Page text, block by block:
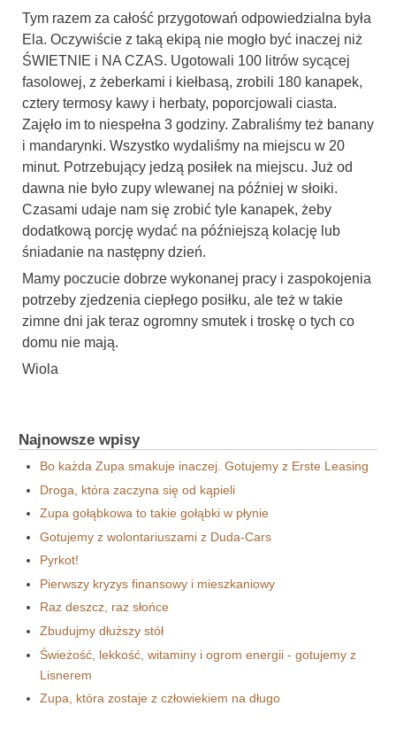
Tym razem za całość przygotowań odpowiedzialna była
Ela. Oczywiście z taką ekipą nie mogło być inaczej niż
ŚWIETNIE i NA CZAS. Ugotowali 100 litrów sycącej
fasolowej, z żeberkami i kiełbasą, zrobili 180 kanapek,
cztery termosy kawy i herbaty, poporcjowali ciasta.
Zajęło im to niespełna 3 godziny. Zabraliśmy też banany
i mandarynki. Wszystko wydaliśmy na miejscu w 20
minut. Potrzebujący jedzą posiłek na miejscu. Już od
dawna nie było zupy wlewanej na później w słoiki.
Czasami udaje nam się zrobić tyle kanapek, żeby
dodatkową porcję wydać na późniejszą kolację lub
śniadanie na następny dzień.
Mamy poczucie dobrze wykonanej pracy i zaspokojenia
potrzeby zjedzenia ciepłego posiłku, ale też w takie
zimne dni jak teraz ogromny smutek i troskę o tych co
domu nie mają.
Wiola
Najnowsze wpisy
Bo każda Zupa smakuje inaczej. Gotujemy z Erste Leasing
Droga, która zaczyna się od kąpieli
Zupa gołąbkowa to takie gołąbki w płynie
Gotujemy z wolontariuszami z Duda-Cars
Pyrkot!
Pierwszy kryzys finansowy i mieszkaniowy
Raz deszcz, raz słońce
Zbudujmy dłuższy stół
Świeżość, lekkość, witaminy i ogrom energii - gotujemy z
Lisnerem
Zupa, która zostaje z człowiekiem na długo